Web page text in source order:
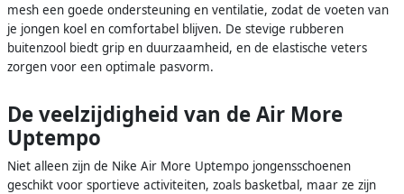
mesh een goede ondersteuning en ventilatie, zodat de voeten van
je jongen koel en comfortabel blijven. De stevige rubberen
buitenzool biedt grip en duurzaamheid, en de elastische veters
zorgen voor een optimale pasvorm.
De veelzijdigheid van de Air More
Uptempo
Niet alleen zijn de Nike Air More Uptempo jongensschoenen
geschikt voor sportieve activiteiten, zoals basketbal, maar ze zijn